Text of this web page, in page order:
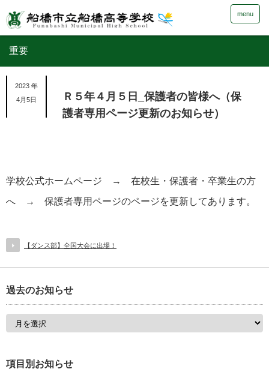
menu
重要
2023 年
4月5日
Ｒ５年４月５日_保護者の皆様へ（保
護者専用ページ更新のお知らせ）
学校公式ホームページ → 在校生・保護者・卒業生の方
へ → 保護者専用ページのページを更新してあります。
【ダンス部】全国大会に出場！
過去のお知らせ
項目別お知らせ